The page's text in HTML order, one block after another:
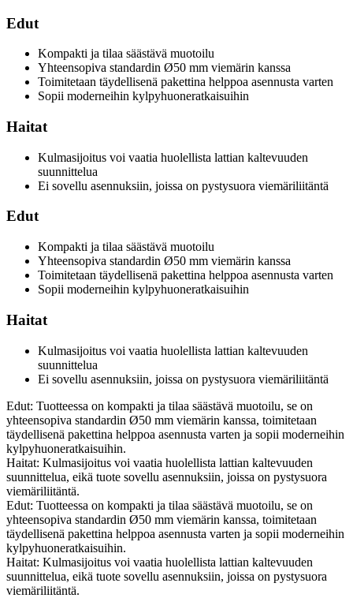
Edut
Kompakti ja tilaa säästävä muotoilu
Yhteensopiva standardin Ø50 mm viemärin kanssa
Toimitetaan täydellisenä pakettina helppoa asennusta varten
Sopii moderneihin kylpyhuoneratkaisuihin
Haitat
Kulmasijoitus voi vaatia huolellista lattian kaltevuuden
suunnittelua
Ei sovellu asennuksiin, joissa on pystysuora viemäriliitäntä
Edut
Kompakti ja tilaa säästävä muotoilu
Yhteensopiva standardin Ø50 mm viemärin kanssa
Toimitetaan täydellisenä pakettina helppoa asennusta varten
Sopii moderneihin kylpyhuoneratkaisuihin
Haitat
Kulmasijoitus voi vaatia huolellista lattian kaltevuuden
suunnittelua
Ei sovellu asennuksiin, joissa on pystysuora viemäriliitäntä
Edut: Tuotteessa on kompakti ja tilaa säästävä muotoilu, se on
yhteensopiva standardin Ø50 mm viemärin kanssa, toimitetaan
täydellisenä pakettina helppoa asennusta varten ja sopii moderneihin
kylpyhuoneratkaisuihin.
Haitat: Kulmasijoitus voi vaatia huolellista lattian kaltevuuden
suunnittelua, eikä tuote sovellu asennuksiin, joissa on pystysuora
viemäriliitäntä.
Edut: Tuotteessa on kompakti ja tilaa säästävä muotoilu, se on
yhteensopiva standardin Ø50 mm viemärin kanssa, toimitetaan
täydellisenä pakettina helppoa asennusta varten ja sopii moderneihin
kylpyhuoneratkaisuihin.
Haitat: Kulmasijoitus voi vaatia huolellista lattian kaltevuuden
suunnittelua, eikä tuote sovellu asennuksiin, joissa on pystysuora
viemäriliitäntä.